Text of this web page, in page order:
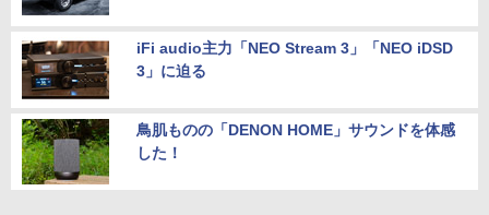
iFi audio主力「NEO Stream 3」「NEO iDSD
3」に迫る
鳥肌ものの「DENON HOME」サウンドを体感
した！